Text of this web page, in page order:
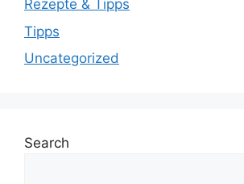
Rezepte & Tipps
Tipps
Uncategorized
Search